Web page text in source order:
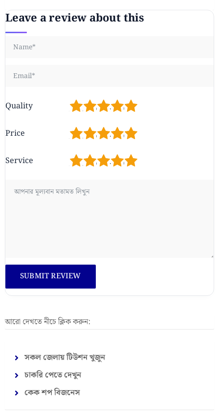
Leave a review about this
Quality 5
4
3
2
Price 5
4
3
2
Service 5
4
3
2
আরো দেখতে নীচে ক্লিক করুন:
সকল জেলায় টিউশন খুজুন
চাকরি পেতে দেখুন
কেক শপ বিজনেস